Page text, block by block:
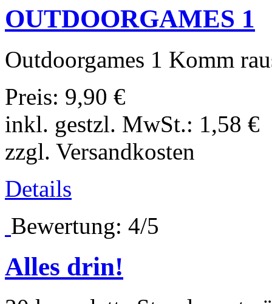
OUTDOORGAMES 1
Outdoorgames 1 Komm
Preis: 9,90 €
inkl. gestzl. MwSt.: 1,58 €
zzgl. Versandkosten
Details
Bewertung: 4/5
Alles drin!